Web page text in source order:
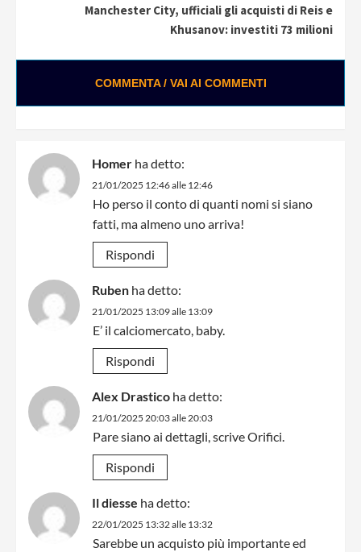
Manchester City, ufficiali gli acquisti di Reis e
Khusanov: investiti 73 milioni
COMMENTA / VAI AI COMMENTI
Homer ha detto:
21/01/2025 12:46 alle 12:46
Ho perso il conto di quanti nomi si siano
fatti, ma almeno uno arriva!
Rispondi
Ruben ha detto:
21/01/2025 13:09 alle 13:09
E’ il calciomercato, baby.
Rispondi
Alex Drastico ha detto:
21/01/2025 20:03 alle 20:03
Pare siano ai dettagli, scrive Orifici.
Rispondi
Il diesse ha detto:
22/01/2025 13:32 alle 13:32
Sarebbe un acquisto più importante ed